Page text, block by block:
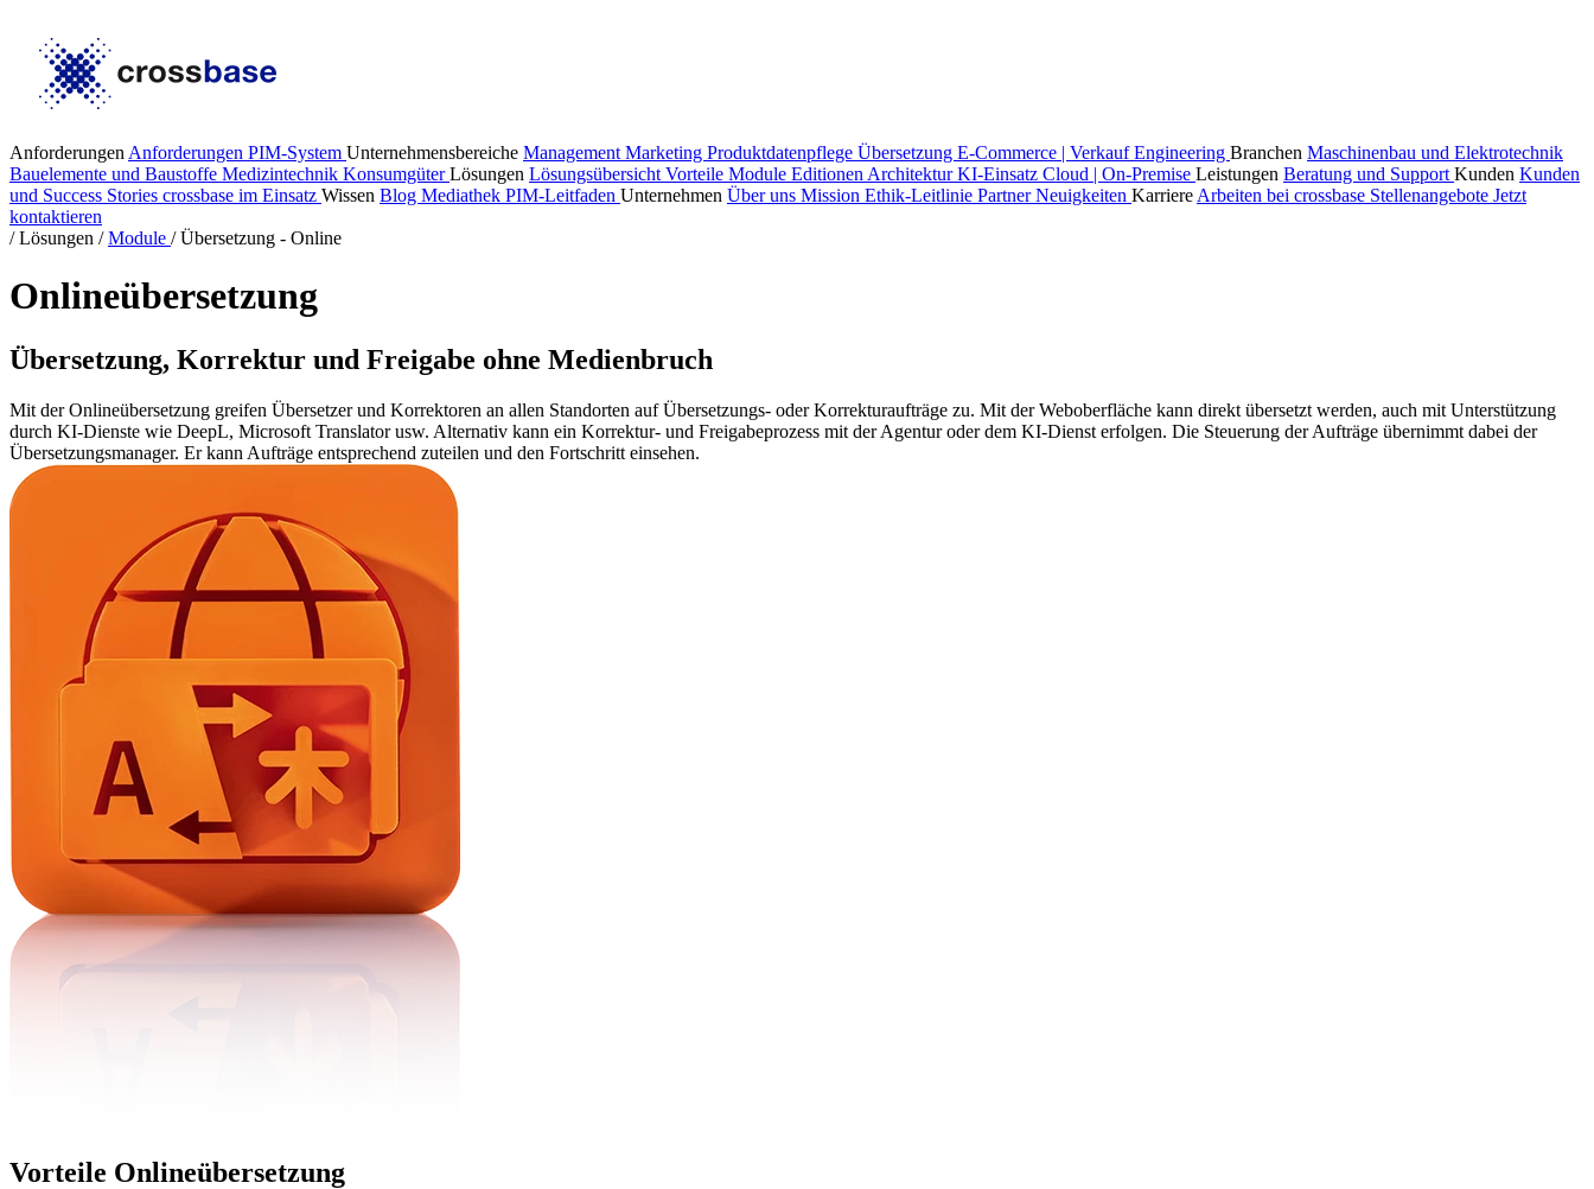
Anforderungen Anforderungen PIM-System Unternehmensbereiche Management Marketing Produktdatenpflege Übersetzung E-Commerce | VerkaufEngineering Branchen Maschinenbau und Elektrotechnik
Bauelemente und Baustoffe Medizintechnik KonsumgüterLösungen Lösungsübersicht Vorteile Module Editionen ArchitekturKI-Einsatz Cloud | On-Premise Leistungen Beratung und Support Kunden Kunden
und Success Stories crossbase im Einsatz Wissen Blog Mediathek PIM-Leitfaden Unternehmen Über uns Mission Ethik-Leitlinie PartnerNeuigkeiten Karriere Arbeiten bei crossbase Stellenangebote Jetzt
kontaktieren
/ Lösungen / Module / Übersetzung - Online
Onlineübersetzung
Übersetzung, Korrektur und Freigabe ohne Medienbruch
Mit der Onlineübersetzung greifen Übersetzer und Korrektoren an allen Standorten auf Übersetzungs- oder Korrekturaufträge zu. Mit der Weboberfläche kann direkt übersetzt werden, auch mit Unterstützung
durch KI-Dienste wie DeepL, Microsoft Translator usw. Alternativ kann ein Korrektur- und Freigabeprozess mit der Agentur oder dem KI-Dienst erfolgen. Die Steuerung der Aufträge übernimmt dabei der
Übersetzungsmanager. Er kann Aufträge entsprechend zuteilen und den Fortschritt einsehen.
Vorteile Onlineübersetzung